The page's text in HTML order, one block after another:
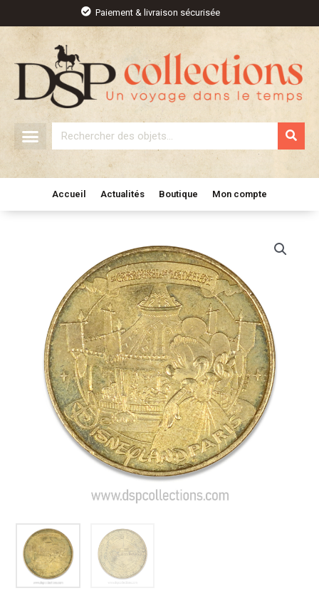
contenu
Paiement & livraison sécurisée
Rechercher
Accueil Actualités Boutique Mon compte